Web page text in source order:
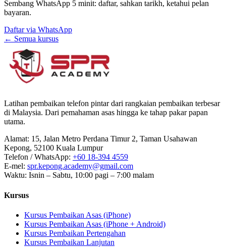
Sembang WhatsApp 5 minit: daftar, sahkan tarikh, ketahui pelan
bayaran.
Daftar via WhatsApp
← Semua kursus
Latihan pembaikan telefon pintar dari rangkaian pembaikan terbesar
di Malaysia. Dari pemahaman asas hingga ke tahap pakar papan
utama.
Alamat: 15, Jalan Metro Perdana Timur 2, Taman Usahawan
Kepong, 52100 Kuala Lumpur
Telefon / WhatsApp: +60 18-394 4559
E-mel: spr.kepong.academy@gmail.com
Waktu: Isnin – Sabtu, 10:00 pagi – 7:00 malam
Kursus
Kursus Pembaikan Asas (iPhone)
Kursus Pembaikan Asas (iPhone + Android)
Kursus Pembaikan Pertengahan
Kursus Pembaikan Lanjutan